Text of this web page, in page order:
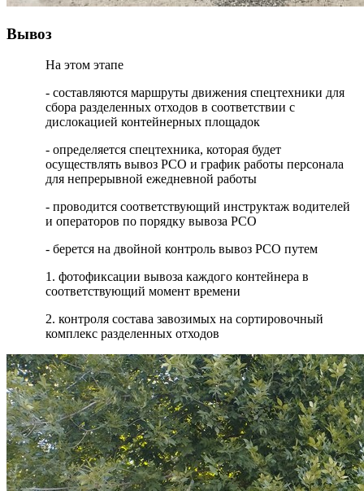
Вывоз
На этом этапе
- составляются маршруты движения спецтехники для
сбора разделенных отходов в соответствии с
дислокацией контейнерных площадок
- определяется спецтехника, которая будет
осуществлять вывоз РСО и график работы персонала
для непрерывной ежедневной работы
- проводится соответствующий инструктаж водителей
и операторов по порядку вывоза РСО
- берется на двойной контроль вывоз РСО путем
1. фотофиксации вывоза каждого контейнера в
соответствующий момент времени
2. контроля состава завозимых на сортировочный
комплекс разделенных отходов